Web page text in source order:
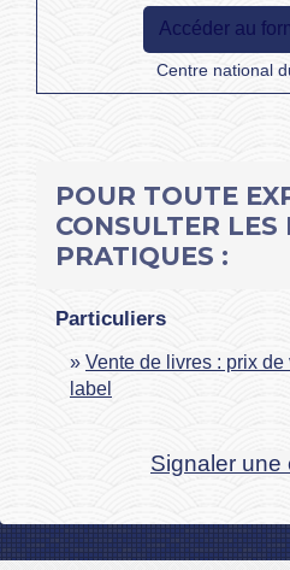
Accéder au
Centre national
POUR TOUTE
CONSULTER LES
PRATIQUES :
Particuliers
Vente de livres : prix de
label
Signaler une